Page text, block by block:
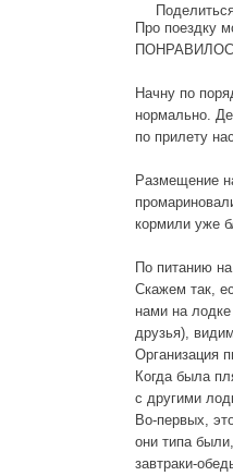
Про поездку
Начну по
нормально.
по прилету
Размещение
кормили уже
По питанию
Скажем так,
нами на
друзья),
Организация
Когда была
с другими
Во-первых,
они типа
завтраки-